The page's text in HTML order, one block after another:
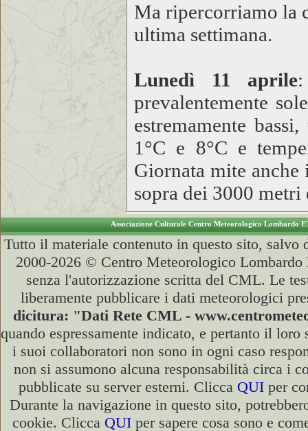
Ma ripercorriamo la
ultima settimana.
Lunedì 11 aprile
prevalentemente
estremamente
1°C e 8°C e
Giornata mite
sopra dei 3000 metri
Associazione Culturale Centro Meteorologico Lombardo
Tutto il materiale contenuto in questo sito, salvo
2000-2026 © Centro Meteorologico
senza l'autorizzazione scritta del CML. Le
liberamente pubblicare i dati meteorologici
dicitura: "Dati Rete CML -
quando espressamente indicato, e pertanto il
i suoi collaboratori non sono in ogni caso
non si assumono alcuna responsabilità circa i
pubblicate su server esterni. Clicca QUIper
Durante la navigazione in questo sito,
cookie. Clicca QUI per sapere cosa sono e